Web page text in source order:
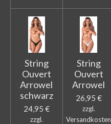
String
Ouvert
Arrowel
schwarz
24,95 €
zzgl.
String
Ouvert
Arrowel
26,95 €
zzgl.
Versandkosten